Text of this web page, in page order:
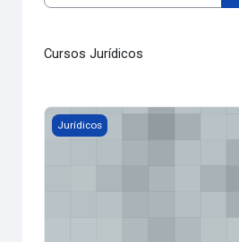
Cursos Jurídicos
Formación Integral
Jurídicos